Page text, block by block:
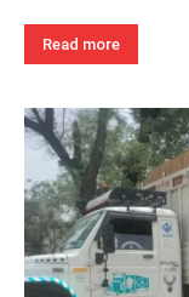
Read more